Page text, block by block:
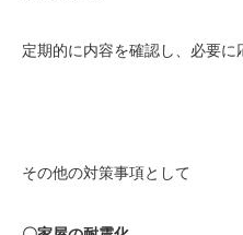
定期的に内容を確認し、必要に
その他の対策事項として